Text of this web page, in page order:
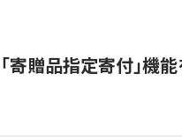
贈品指定寄付」機能